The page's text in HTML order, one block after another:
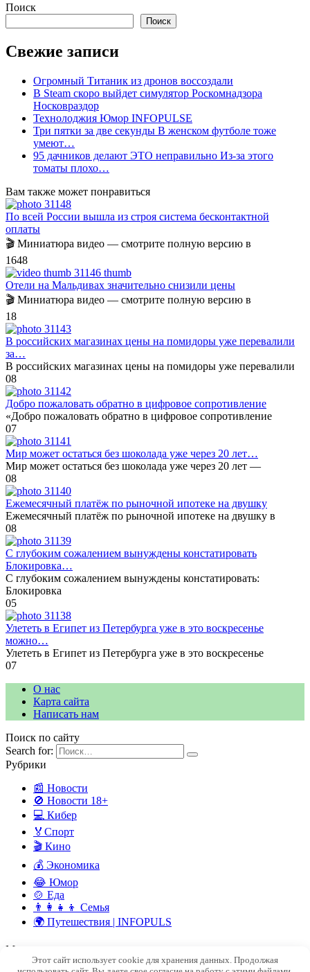
Поиск
Поиск
Свежие записи
Огромный Титаник из дронов воссоздали
В Steam скоро выйдет симулятор Роскомнадзора
Носковраздор
Технолоджия Юмор INFOPULSE
Три пятки за две секунды В женском футболе тоже
умеют…
95 дачников делают ЭТО неправильно Из-за этого
томаты плохо…
Вам также может понравиться
По всей России вышла из строя система бесконтактной
оплаты
🎬 Миниатюра видео — смотрите полную версию в
1648
Отели на Мальдивах значительно снизили цены
🎬 Миниатюра видео — смотрите полную версию в
18
В российских магазинах цены на помидоры уже перевалили
за…
В российских магазинах цены на помидоры уже перевалили
08
Добро пожаловать обратно в цифровое сопротивление
«Добро пожаловать обратно в цифровое сопротивление
07
Мир может остаться без шоколада уже через 20 лет…
Мир может остаться без шоколада уже через 20 лет —
08
Ежемесячный платёж по рыночной ипотеке на двушку
Ежемесячный платёж по рыночной ипотеке на двушку в
08
С глубоким сожалением вынуждены констатировать
Блокировка…
С глубоким сожалением вынуждены констатировать:
Блокировка
05
Улететь в Египет из Петербурга уже в это воскресенье
можно…
Улететь в Египет из Петербурга уже в это воскресенье
07
О нас
Карта сайта
Написать нам
Поиск по сайту
Search for:
Рубрики
📰 Новости
🚫 Новости 18+
💻 Кибер
🏅Спорт
🎬 Кино
💰 Экономика
😂 Юмор
🍲 Еда
👨‍👩‍👧‍👦 Семья
🌍 Путешествия | INFOPULS
Мы в социальных сетях
© 2026 INFOPULSE — ПУЛЬС СОВРЕМЕННОГО МИРА
Этот сайт использует cookie для хранения данных. Продолжая